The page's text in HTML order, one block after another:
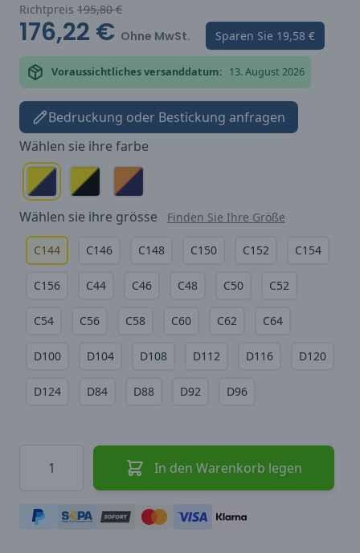
Richtpreis 195,80 €
176,22 € Ohne MwSt. Sparen Sie 19,58 €
Voraussichtliches versanddatum: 13. August 2026
Bedruckung oder Bestickung anfragen
Wählen sie ihre farbe
Wählen sie ihre grösse Finden Sie Ihre Größe
C144 C146 C148 C150 C152 C154
C156 C44 C46 C48 C50 C52
C54 C56 C58 C60 C62 C64
D100 D104 D108 D112 D116 D120
D124 D84 D88 D92 D96
In den Warenkorb legen